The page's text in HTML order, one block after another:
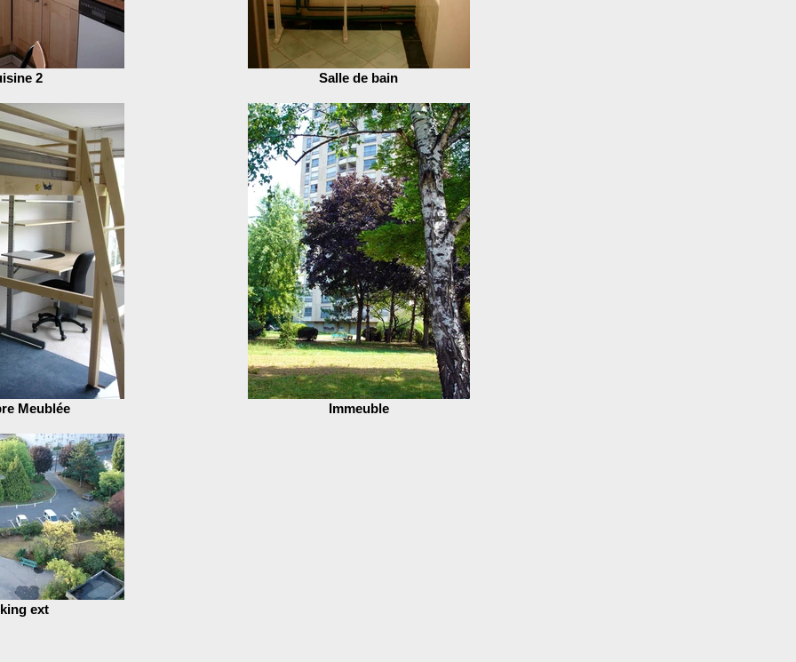
2 Salle de bain
Meublée Immeuble
ext